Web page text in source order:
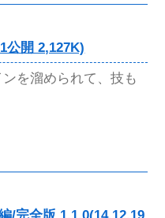
公開 2,127K)
を溜められて、技も
/完全版 1.1.0(14.12.19